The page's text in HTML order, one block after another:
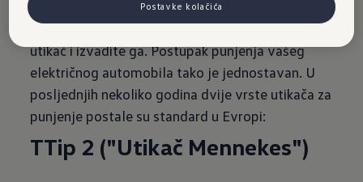
Utaknite utikač, napunite bateriju, deblokirajte
utikač i izvadite ga. Postupak punjenja vašeg
električnog automobila tako je jednostavan. U
posljednjih nekoliko godina dvije vrste utikača za
punjenje postale su standard u Evropi:
TTip 2 ("Utikač Mennekes")
Postavke kolačića